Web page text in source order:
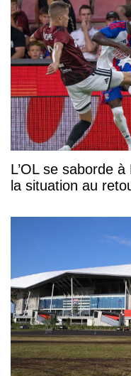
L’OL se saborde
la situation au